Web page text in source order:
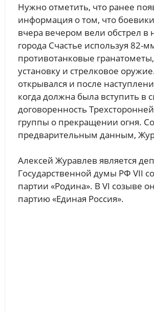
Нужно отметить, что ранее
информация о том, что
вчера вечером вели обстрел в
города Счастье используя 82-
противотанковые
установку и стрелковое
открывался и после
когда должна была вступить в
договоренность
группы о прекращении огня.
предварительным данным,
Алексей Журавлев является
Государственной думы РФ VII
партии «Родина». В VI созыве
партию «Единая Россия».